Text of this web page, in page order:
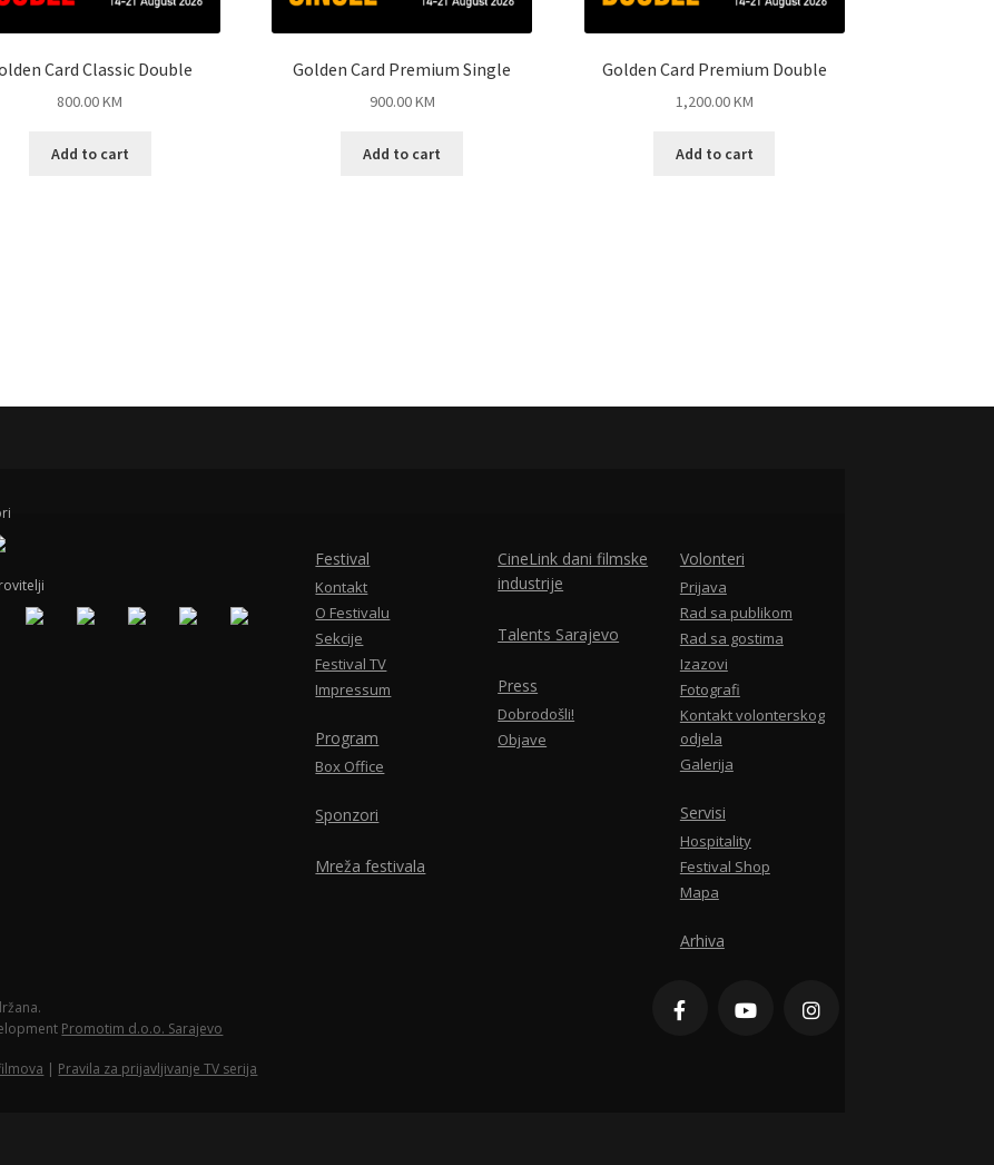
Card Classic Double
800.00KM
Add to cart
Golden Card Premium Single
900.00KM
Add to cart
Golden Card Premium Double
1,200.00KM
Add to cart
Festival
Kontakt
O Festivalu
Sekcije
Festival TV
Impressum
Program
Box Office
Sponzori
Mreža festivala
CineLink dani filmske
industrije
Talents Sarajevo
Press
Dobrodošli!
Objave
Volonteri
Prijava
Rad sa publikom
Rad sa gostima
Izazovi
Fotografi
Kontakt volonterskog
odjela
Galerija
Servisi
Hospitality
Festival Shop
Mapa
Arhiva
Promotim d.o.o. Sarajevo
| Pravila za prijavljivanje TV serija